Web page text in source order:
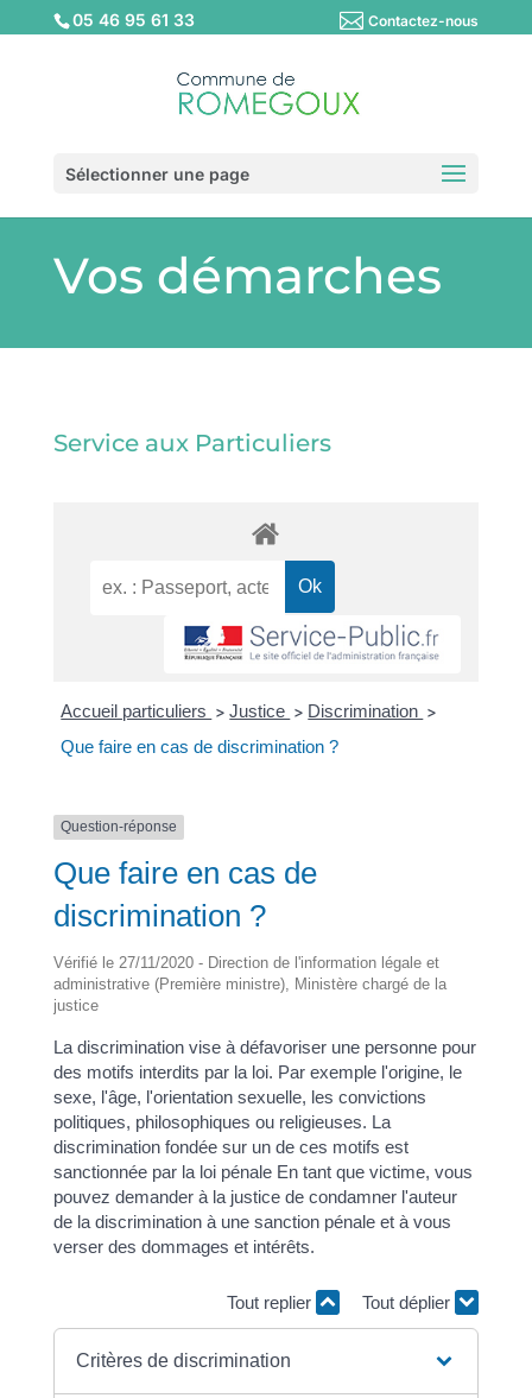
05 46 95 61 33 Contactez-nous
Sélectionner une page
Vos démarches
Service aux Particuliers
Accueil particuliers > Justice > Discrimination >
Que faire en cas de discrimination ?
Question-réponse
Que faire en cas de
discrimination ?
Vérifié le 27/11/2020 - Direction de l'information légale et
administrative (Première ministre), Ministère chargé de la
justice
La discrimination vise à défavoriser une personne pour
des motifs interdits par la loi. Par exemple l'origine, le
sexe, l'âge, l'orientation sexuelle, les convictions
politiques, philosophiques ou religieuses. La
discrimination fondée sur un de ces motifs est
sanctionnée par la loi pénale En tant que victime, vous
pouvez demander à la justice de condamner l'auteur
de la discrimination à une sanction pénale et à vous
verser des dommages et intérêts.
Tout replier Tout déplier
Critères de discrimination